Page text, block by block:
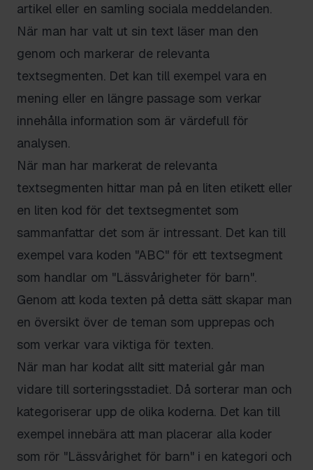
artikel eller en samling sociala meddelanden.
När man har valt ut sin text läser man den
genom och markerar de relevanta
textsegmenten. Det kan till exempel vara en
mening eller en längre passage som verkar
innehålla information som är värdefull för
analysen.
När man har markerat de relevanta
textsegmenten hittar man på en liten etikett eller
en liten kod för det textsegmentet som
sammanfattar det som är intressant. Det kan till
exempel vara koden "ABC" för ett textsegment
som handlar om "Lässvårigheter för barn".
Genom att koda texten på detta sätt skapar man
en översikt över de teman som upprepas och
som verkar vara viktiga för texten.
När man har kodat allt sitt material går man
vidare till sorteringsstadiet. Då sorterar man och
kategoriserar upp de olika koderna. Det kan till
exempel innebära att man placerar alla koder
som rör "Lässvårighet för barn" i en kategori och